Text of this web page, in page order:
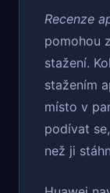
Recenze
pomohou
stažení.
stažením
místo v
podívat
než ji